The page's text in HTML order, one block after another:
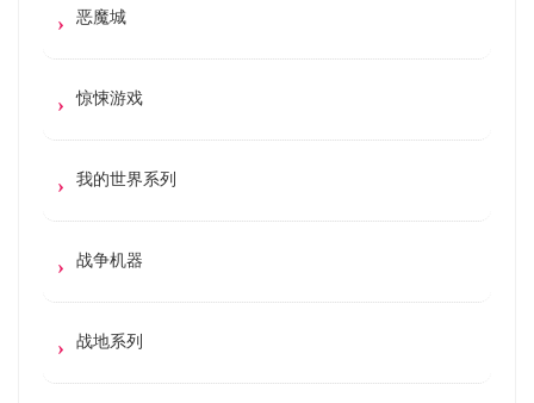
恶魔城
惊悚游戏
我的世界系列
战争机器
战地系列